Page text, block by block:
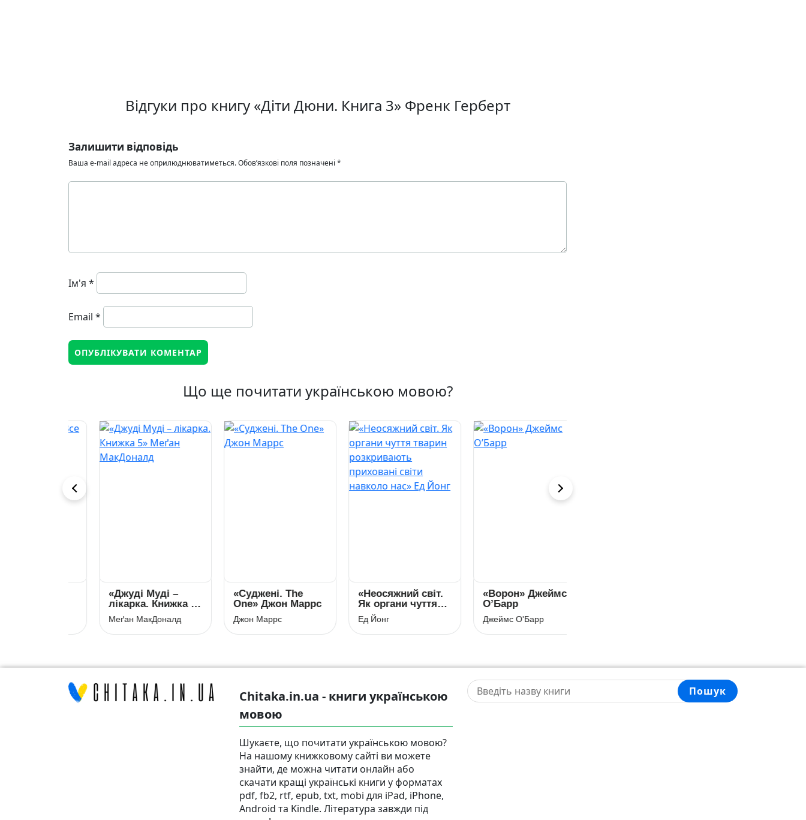
Відгуки про книгу «Діти Дюни. Книга 3» Френк Герберт
Залишити відповідь
Ваша e-mail адреса не оприлюднюватиметься.Обов’язкові поля позначені *
Ім'я *
Email *
Що ще почитати українською мовою?
«Джуді Муді –
лікарка. Книжка 5»
Меґан МакДоналд
Меґан МакДоналд
«Суджені. The
One» Джон Маррс
Джон Маррс
«Неосяжний світ.
Як органи чуття
тварин
розкривають
приховані світи
Ед Йонг
«Ворон» Джеймс
О’Барр
Джеймс О'Барр
Chitaka.in.ua - книги українською
мовою
Шукаєте, що почитати українською мовою?
На нашому книжковому сайті ви можете
знайти, де можна читати онлайн або
скачати кращі українські книги у форматах
pdf, fb2, rtf, epub, txt, mobi для iPad, iPhone,
Android та Kindle. Література завжди під
Пошук